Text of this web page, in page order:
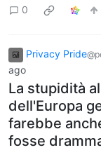
0
Privacy Pride
ago
La stupidità
dell'Europa
farebbe
fosse